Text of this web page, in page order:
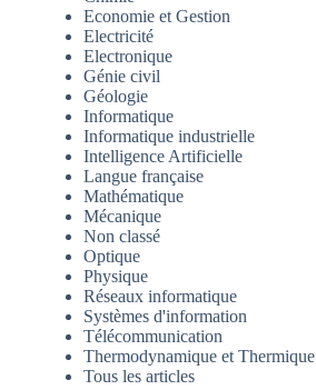
Economie et Gestion
Electricité
Electronique
Génie civil
Géologie
Informatique
Informatique industrielle
Intelligence Artificielle
Langue française
Mathématique
Mécanique
Non classé
Optique
Physique
Réseaux informatique
Systèmes d'information
Télécommunication
Thermodynamique et Thermique
Tous les articles